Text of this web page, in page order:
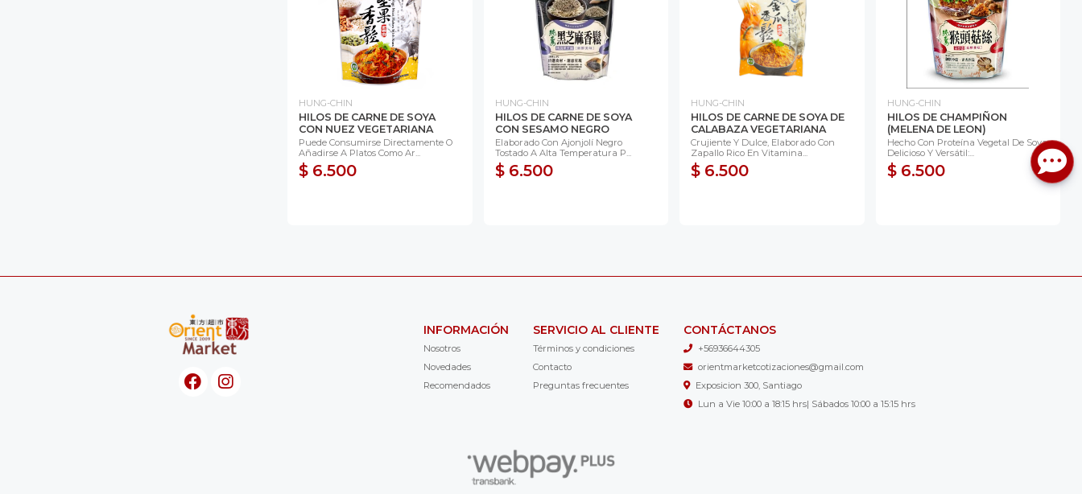
HUNG-CHIN
HILOS DE CARNE DE SOYA
CON NUEZ VEGETARIANA
Puede Consumirse Directamente O
Añadirse A Platos Como Ar...
$ 6.500
HUNG-CHIN
HILOS DE CARNE DE SOYA
CON SESAMO NEGRO
Elaborado Con Ajonjolí Negro
Tostado A Alta Temperatura P...
$ 6.500
HUNG-CHIN
HILOS DE CARNE DE SOYA DE
CALABAZA VEGETARIANA
Crujiente Y Dulce, Elaborado Con
Zapallo Rico En Vitamina...
$ 6.500
HUNG-CHIN
HILOS DE CHAMPIÑON
(MELENA DE LEON)
Hecho Con Proteína Vegetal De Soya,
Delicioso Y Versátil:...
$ 6.500
INFORMACIÓN
Nosotros
Novedades
Recomendados
SERVICIO AL CLIENTE
Términos y condiciones
Contacto
Preguntas frecuentes
CONTÁCTANOS
+56936644305
orientmarketcotizaciones@gmail.com
Exposicion 300, Santiago
Lun a Vie 10:00 a 18:15 hrs| Sábados 10:00 a 15:15 hrs